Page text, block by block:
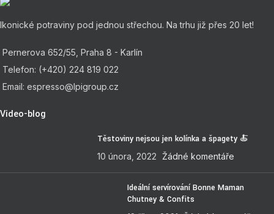
Ikonické potraviny pod jednou střechou. Na trhu již přes 20 let!
Pernerova 652/55, Praha 8 - Karlín
Telefon: (+420) 224 819 022
Email: espresso@lpigroup.cz
Video-blog
Těstoviny nejsou jen kolínka a špagety 🍝
10 února, 2022 Žádné komentáře
Ideální servírování Bonne Maman
Chutney & Confits